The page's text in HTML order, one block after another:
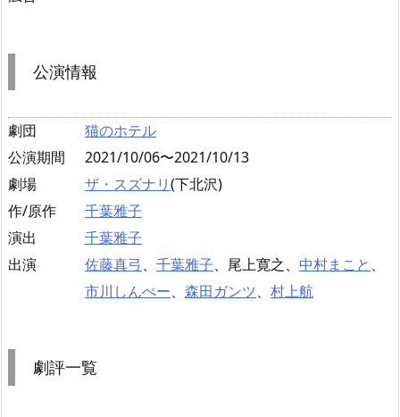
公演情報
劇団
猫のホテル
公演期間
2021/10/06〜2021/10/13
劇場
ザ・スズナリ(下北沢)
作/原作
千葉雅子
演出
千葉雅子
出演
佐藤真弓、 千葉雅子、尾上寛之、 中村まこと 、
市川しんぺー、 森田ガンツ、 村上航
劇評一覧